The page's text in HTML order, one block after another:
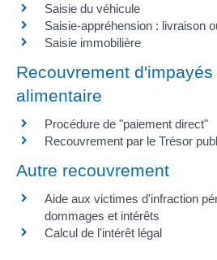
Saisie du véhicule
Saisie-appréhension : livraison
Saisie immobilière
Recouvrement
alimentaire
Procédure de "paiement direct"
Recouvrement par le Trésor
Autre recouvrement
Aide aux victimes d'infraction
dommages et intérêts
Calcul de l'intérêt légal